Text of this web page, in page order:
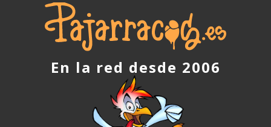
En la red desde 2006